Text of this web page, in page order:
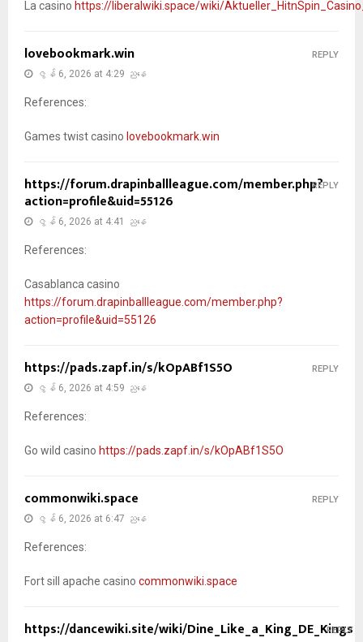
La casino https://liberalwiki.space/wiki/
lovebookmark.win
ဇွန် 6, 2026 at 4:29 ညနေ
References:
Games twist casino lovebookmark.win
REPLY
https://forum.drapinballleague.com/member.php?
action=profile&uid=55126
ဇွန် 6, 2026 at 4:41 ညနေ
References:
Casablanca casino
https://forum.drapinballleague.com/member.php?
action=profile&uid=55126
REPLY
https://pads.zapf.in/s/kOpABf1S5O
ဇွန် 6, 2026 at 4:59 ညနေ
References:
Go wild casino https://pads.zapf.in/s/kOpABf1S5O
REPLY
commonwiki.space
ဇွန် 6, 2026 at 6:47 ညနေ
References:
Fort sill apache casino commonwiki.space
REPLY
https://dancewiki.site/wiki/Dine_Like_a_King_DE_Kings
REPLY